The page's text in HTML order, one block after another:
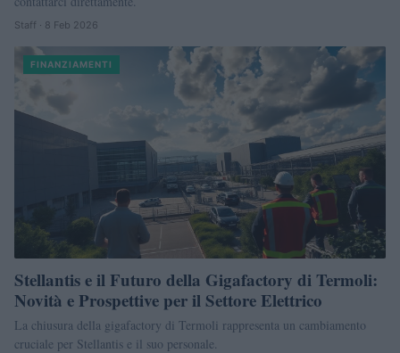
Staff · 8 Feb 2026
FINANZIAMENTI
Stellantis e il Futuro della Gigafactory di Termoli:
Novità e Prospettive per il Settore Elettrico
La chiusura della gigafactory di Termoli rappresenta un cambiamento
cruciale per Stellantis e il suo personale.